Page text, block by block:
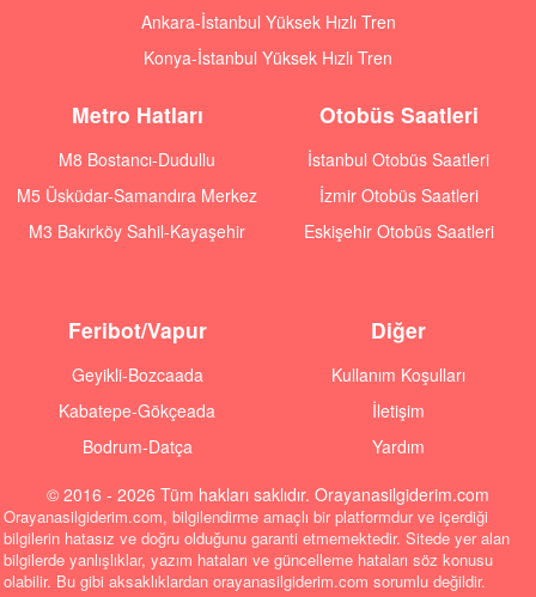
Ankara-İstanbul Yüksek Hızlı Tren
Konya-İstanbul Yüksek Hızlı Tren
Metro Hatları
M8 Bostancı-Dudullu
M5 Üsküdar-Samandıra Merkez
M3 Bakırköy Sahil-Kayaşehir
Otobüs Saatleri
İstanbul Otobüs Saatleri
İzmir Otobüs Saatleri
Eskişehir Otobüs Saatleri
Feribot/Vapur
Geyikli-Bozcaada
Kabatepe-Gökçeada
Bodrum-Datça
Diğer
Kullanım Koşulları
İletişim
Yardım
© 2016 - 2026 Tüm hakları saklıdır. Orayanasilgiderim.com
Orayanasilgiderim.com, bilgilendirme amaçlı bir platformdur ve içerdiği
bilgilerin hatasız ve doğru olduğunu garanti etmemektedir. Sitede yer alan
bilgilerde yanlışlıklar, yazım hataları ve güncelleme hataları söz konusu
olabilir. Bu gibi aksaklıklardan orayanasilgiderim.com sorumlu değildir.